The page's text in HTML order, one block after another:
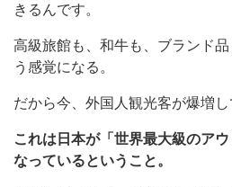
きるんです。
高級旅館も、和牛も、ブランド
う感覚になる。
だから今、外国人観光客が爆増し
これは日本が「世界最大級のア
なっているということ。